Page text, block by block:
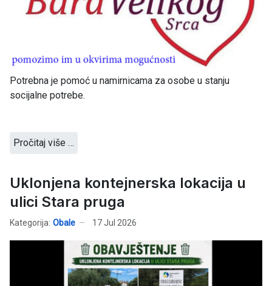
Potrebna je pomoć u namirnicama za osobe u stanju
socijalne potrebe.
Pročitaj više …
Uklonjena kontejnerska lokacija u
ulici Stara pruga
Kategorija: Obale 17 Jul 2026